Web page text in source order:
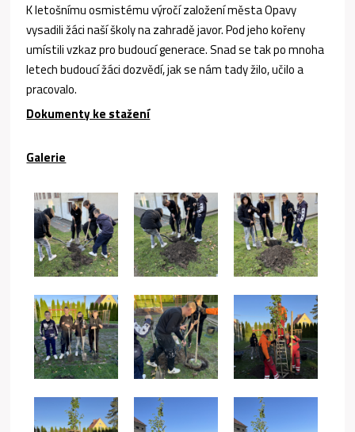
K letošnímu osmistému výročí založení města Opavy
vysadili žáci naší školy na zahradě javor. Pod jeho kořeny
umístili vzkaz pro budoucí generace. Snad se tak po mnoha
letech budoucí žáci dozvědí, jak se nám tady žilo, učilo a
pracovalo.
Dokumenty ke stažení
Galerie